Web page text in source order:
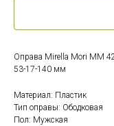
Оправа Mirella Mori MM
53-17-140 мм
Материал: Пластик
Тип оправы: Ободковая
Пол: Мужская